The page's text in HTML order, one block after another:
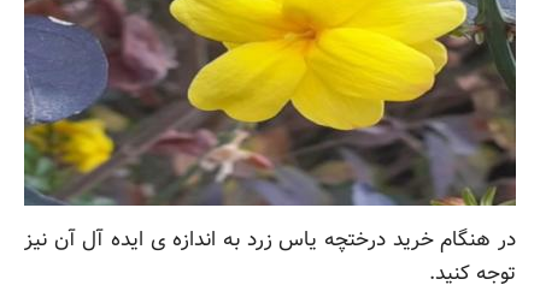
در هنگام خرید درختچه یاس زرد به اندازه ی ایده آل آن نیز
توجه کنید.